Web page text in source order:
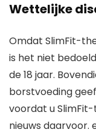
Wettelijke
Omdat SlimFit-
is het niet
de 18 jaar.
borstvoeding
voordat u
nieuws daarvoor.